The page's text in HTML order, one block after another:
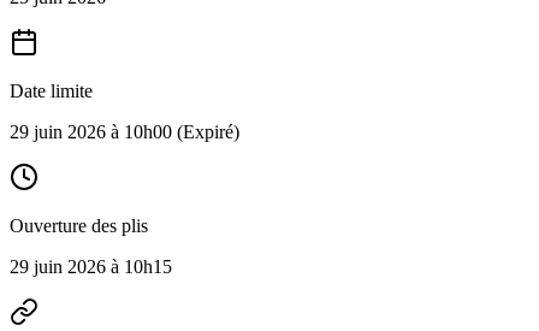
Date limite
29 juin 2026 à 10h00 (Expiré)
Ouverture des plis
29 juin 2026 à 10h15